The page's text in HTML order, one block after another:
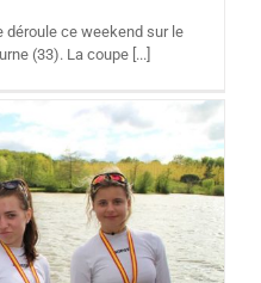
déroule ce weekend sur le
(33). La coupe [...]